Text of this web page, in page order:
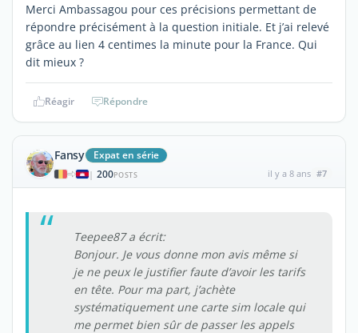
Merci Ambassagou pour ces précisions permettant de
répondre précisément à la question initiale. Et j’ai relevé
grâce au lien 4 centimes la minute pour la France. Qui
dit mieux ?
Réagir Répondre
Fansy Expat en série
| 200POSTS il y a 8 ans #7
Teepee87 a écrit:
Bonjour. Je vous donne mon avis même si
je ne peux le justifier faute d’avoir les tarifs
en tête. Pour ma part, j’achète
systématiquement une carte sim locale qui
me permet bien sûr de passer les appels